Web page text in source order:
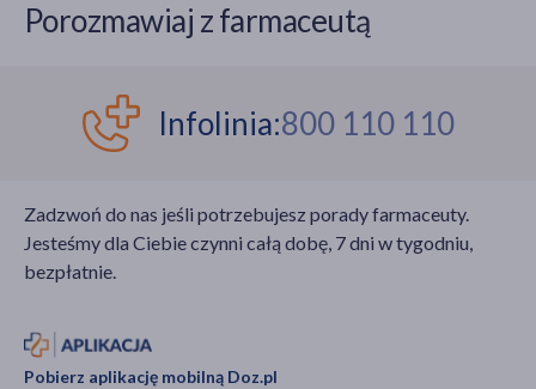
Porozmawiaj z farmaceutą
Infolinia:800 110 110
Zadzwoń do nas jeśli potrzebujesz porady farmaceuty.
Jesteśmy dla Ciebie czynni całą dobę, 7 dni w tygodniu,
bezpłatnie.
Pobierz aplikację mobilną Doz.pl